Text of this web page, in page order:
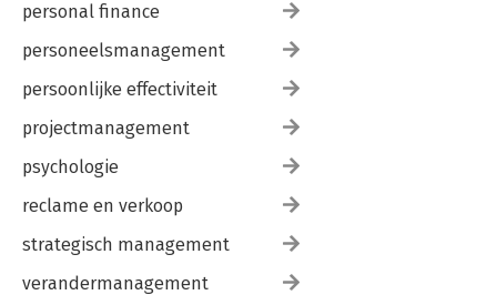
personal finance
personeelsmanagement
persoonlijke effectiviteit
projectmanagement
psychologie
reclame en verkoop
strategisch management
verandermanagement